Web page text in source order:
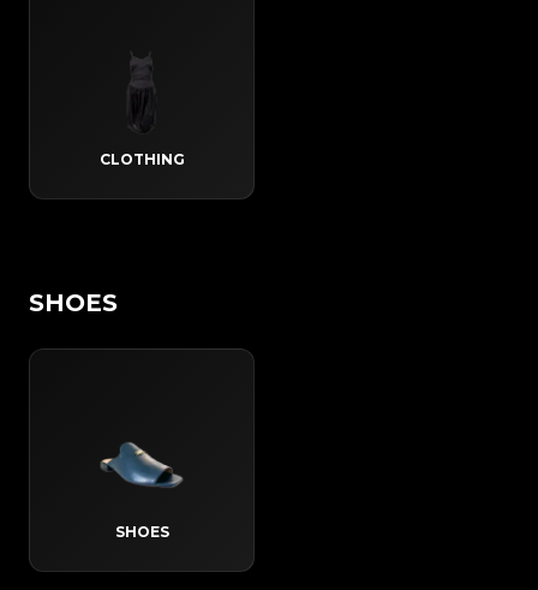
CLOTHING
SHOES
SHOES